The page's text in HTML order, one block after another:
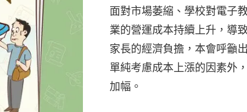
面對市場萎縮、學校對電子
業的營運成本持續上升，導
家長的經濟負擔，本會呼籲
單純考慮成本上漲的因素外
加幅。